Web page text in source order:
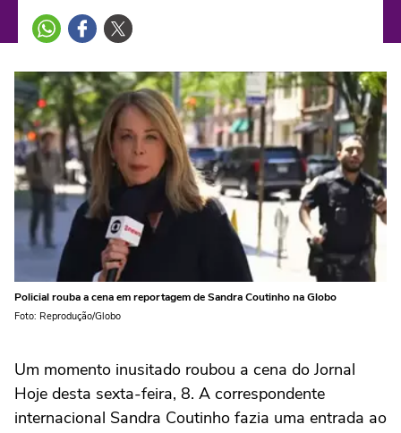
Policial rouba a cena em reportagem de Sandra Coutinho na Globo
Foto: Reprodução/Globo
Um momento inusitado roubou a cena do Jornal
Hoje desta sexta-feira, 8. A correspondente
internacional Sandra Coutinho fazia uma entrada ao